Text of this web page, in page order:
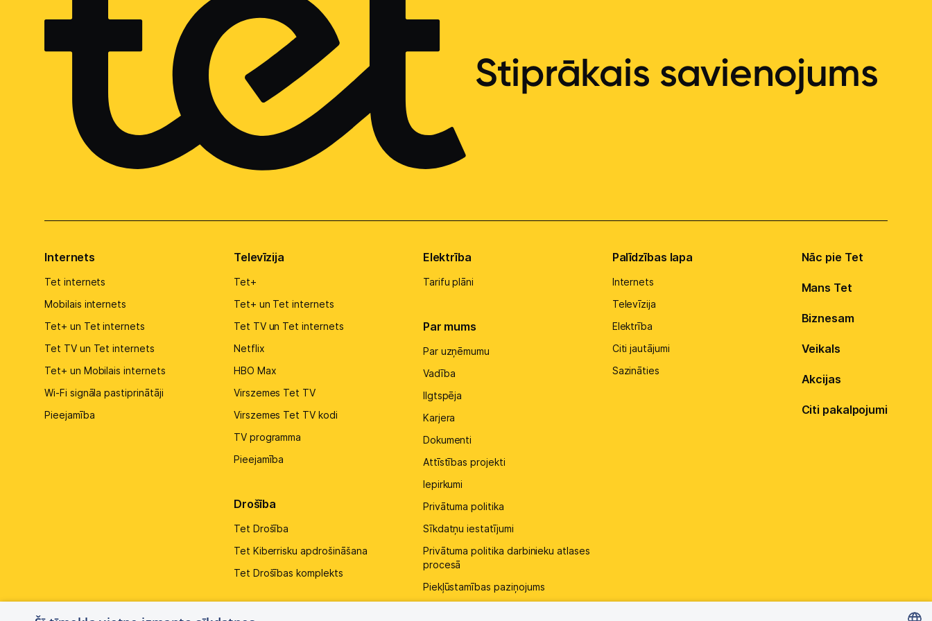
Stiprākais savienojums
Internets
Tet internets
Mobilais internets
Tet+ un Tet internets
Tet TV un Tet internets
Tet+ un Mobilais internets
Wi-Fi signāla pastiprinātāji
Pieejamība
Televīzija
Tet+
Tet+ un Tet internets
Tet TV un Tet internets
Netflix
HBO Max
Virszemes Tet TV
Virszemes Tet TV kodi
TV programma
Pieejamība
Drošība
Tet Drošība
Tet Kiberrisku apdrošināšana
Tet Drošības komplekts
Elektrība
Tarifu plāni
Par mums
Par uzņēmumu
Vadība
Ilgtspēja
Karjera
Dokumenti
Attīstības projekti
Iepirkumi
Privātuma politika
Sīkdatņu iestatījumi
Privātuma politika darbinieku atlases
procesā
Piekļūstamības paziņojums
Palīdzības lapa
Internets
Televīzija
Elektrība
Citi jautājumi
Sazināties
Nāc pie Tet
Mans Tet
Biznesam
Veikals
Akcijas
Citi pakalpojumi